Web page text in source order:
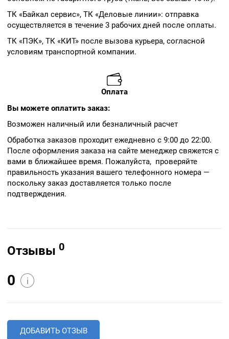
ТК «Байкал сервис», ТК «Деловые линии»: отправка
осуществляется в течение 3 рабочих дней после оплаты.
ТК «ПЭК», ТК «КИТ» после вызова курьера, согласной
условиям транспортной компании.
Оплата
Вы можете оплатить заказ:
Возможен наличный или безналичный расчет
Обработка заказов проходит ежедневно с 9:00 до 22:00.
После оформления заказа на сайте менеджер свяжется с
вами в ближайшее время. Пожалуйста, проверяйте
правильность указания вашего телефонного номера —
поскольку заказ доставляется только после
подтверждения.
Отзывы 0
0 i
ДОБАВИТЬ ОТЗЫВ